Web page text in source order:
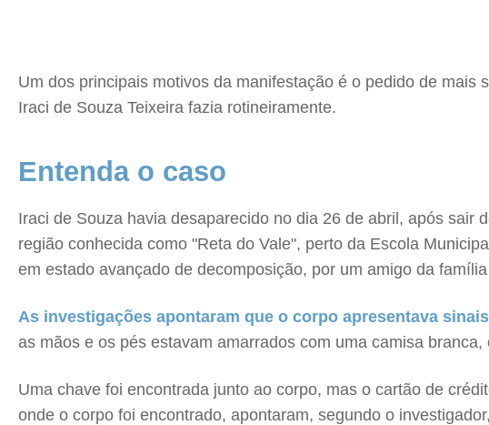
Um dos principais motivos da manifestação é o pedido de
Iraci de Souza Teixeira fazia rotineiramente.
Entenda o caso
Iraci de Souza havia desaparecido no dia 26 de abril, após sair
região conhecida como "Reta do Vale", perto da Escola
em estado avançado de decomposição, por um amigo da
As investigações apontaram que o corpo apresentava
as mãos e os pés estavam amarrados com uma camisa
Uma chave foi encontrada junto ao corpo, mas o cartão de
onde o corpo foi encontrado, apontaram, segundo o